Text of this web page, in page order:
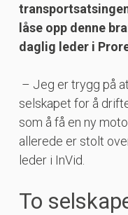
låse opp denne
daglig leder i
– Jeg er trygg på
selskapet for å
som å få en ny
allerede er stolt
leder i InVid.
To